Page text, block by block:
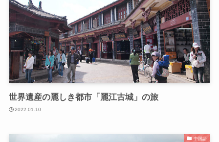
世界遺産の麗しき都市「麗江古城」の旅
2022.01.10
中国語